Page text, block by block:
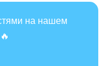
на нашем